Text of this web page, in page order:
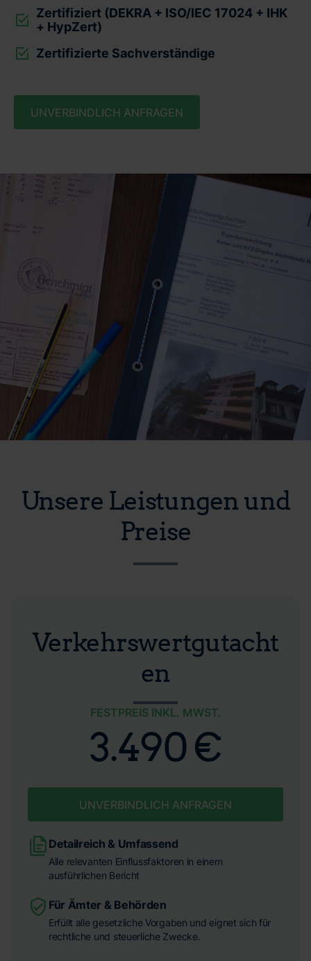
Zertifiziert (DEKRA + ISO/IEC 17024 + IHK
+ HypZert)
Zertifizierte Sachverständige
UNVERBINDLICH ANFRAGEN
Unsere Leistungen und
Preise
Verkehrswertgutacht
en
FESTPREIS INKL. MWST.
3.490 €
UNVERBINDLICH ANFRAGEN
Detailreich & Umfassend
Alle relevanten Einflussfaktoren in einem
ausführlichen Bericht
Für Ämter & Behörden
Erfüllt alle gesetzliche Vorgaben und eignet sich für
rechtliche und steuerliche Zwecke.